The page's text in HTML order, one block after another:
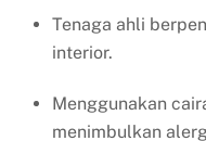
Tenaga ahli
interior.
Menggunakan
menimbulkan